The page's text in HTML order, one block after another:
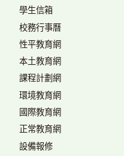
學生信箱
校務行事曆
性平教育網
本土教育網
課程計劃網
環境教育網
國際教育網
正常教育網
設備報修